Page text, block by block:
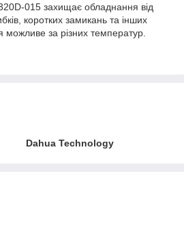
015 захищає обладнання від
коротких замикань та інших
за різних температур.
Dahua Technology